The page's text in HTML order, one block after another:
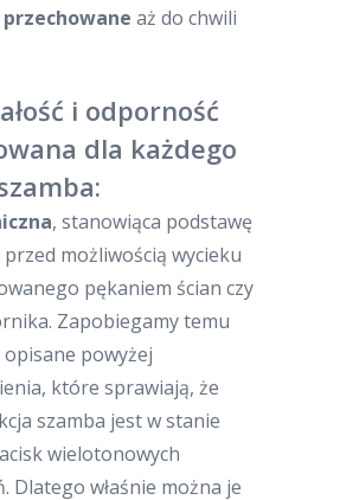
aż do chwili
i odporność
dla każdego
, stanowiąca podstawę
możliwością wycieku
pękaniem ścian czy
Zapobiegamy temu
powyżej
które sprawiają, że
szamba jest w stanie
wielotonowych
Dlatego właśnie można je